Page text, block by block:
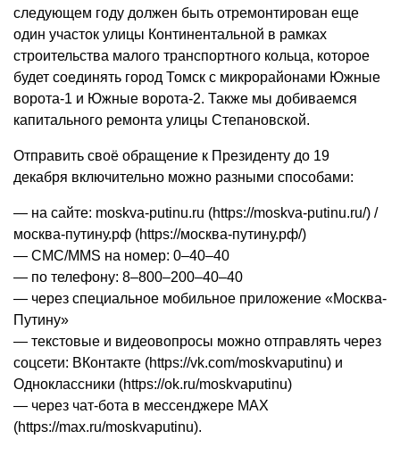
следующем году должен быть отремонтирован еще
один участок улицы Континентальной в рамках
строительства малого транспортного кольца, которое
будет соединять город Томск с микрорайонами Южные
ворота-1 и Южные ворота-2. Также мы добиваемся
капитального ремонта улицы Степановской.
Отправить своё обращение к Президенту до 19
декабря включительно можно разными способами:
— на сайте: moskva-putinu.ru (https://moskva-putinu.ru/) /
москва-путину.рф (https://москва-путину.рф/)
— СМС/MMS на номер: 0–40–40
— по телефону: 8–800–200–40–40
— через специальное мобильное приложение «Москва-
Путину»
— текстовые и видеовопросы можно отправлять через
соцсети: ВКонтакте (https://vk.com/moskvaputinu) и
Одноклассники (https://ok.ru/moskvaputinu)
— через чат-бота в мессенджере MAX
(https://max.ru/moskvaputinu).